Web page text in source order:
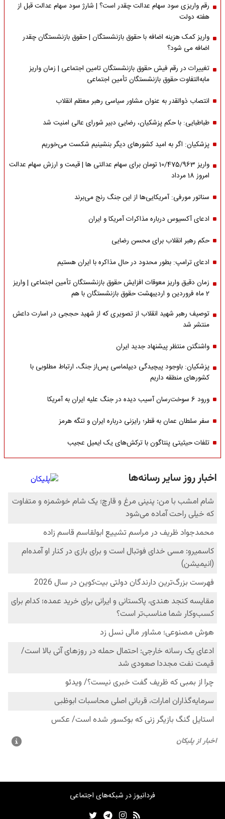
رقم واریزی سود سهام عدالت چقدر است؟ | شارژ سود سهام عدالت قبل از
هفته دولت
واریز کمک هزینه اضافه با حقوق بازنشستگان | حقوق بازنشستگان چقدر
اضافه می شود؟
تغییرات در رقم فیش حقوق بازنشستگان تامین اجتماعی | زمان واریز
مابه‌التفاوت حقوق بازنشستگان تأمین اجتماعی
انتصاب ذوالقدر به عنوان مشاور سیاسی رهبر معظم انقلاب
طباطبایی: با حکم پزشکیان، رضایی دبیر شورای عالی امنیت شد
پزشکیان: اگر به امید کشورهای دیگر بنشینیم شکست می‌خوریم
واریز 10/475/963 تومان برای سهام عدالتی ها | قیمت و ارزش سهام عدالت
امروز 18 مرداد
سناتور مورفی: آمریکایی‌ها از این جنگ رنج می‌برند
ادعای آکسیوس درباره مذاکرات آمریکا و ایران
حکم رهبر انقلاب برای محسن رضایی
ادعای ترامپ: بطور محدود در حال مذاکره با ایران هستیم
زمان دقیق واریز معوقات افزایش حقوق بازنشستگان تأمین اجتماعی | واریز
2 ماه فروردین و اردیبهشت حقوق بازنشستگان با هم
توصیف رهبر شهید انقلاب از تصویری که از شهید حججی در اسارت داعش
منتشر شد
واشنگتن منتظر پیشنهاد جدید ایران
پزشکیان: باوجود پیچیدگی دیپلماسی پس‌از جنگ، ارتباط مطلوبی با
کشورهای منطقه داریم
ورود 6 سوخت‌رسان آسیب دیده در جنگ علیه ایران به آمریکا
سفر سلطان عمان به قطر؛ رایزنی درباره ایران و تنگه هرمز
تلفات حیثیتی پنتاگون با ترکش‌های یک ایمیل عجیب
فردانیوز در شبکه‌های اجتماعی